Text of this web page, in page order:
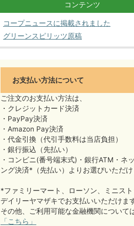
コンテンツ
コープニュースに掲載されました
グリーンスピリッツ原稿
お支払い方法について
ご注文のお支払い方法は、
・クレジットカード決済
・PayPay決済
・Amazon Pay決済
・代金引換（代引手数料は当店負担）
・銀行振込（先払い）
・コンビニ(番号端末式)・銀行ATM・ネ
ング決済*（先払い）よりお選びいただけ
*ファミリーマート、ローソン、ミニスト
デイリーヤマザキでお支払いいただけます
その他、ご利用可能な金融機関について
「こちら」